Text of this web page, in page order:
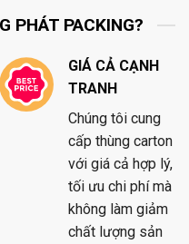
PHÁT PACKING?
GIÁ CẢ CẠNH
TRANH
Chúng tôi cung
cấp thùng carton
với giá cả hợp lý,
tối ưu chi phí mà
không làm giảm
chất lượng sản